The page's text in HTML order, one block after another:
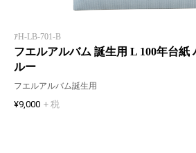
ｱH-LB-701-B
フエルアルバム 誕生用 L 100年台
ルー
フエルアルバム誕生用
¥9,000 + 税